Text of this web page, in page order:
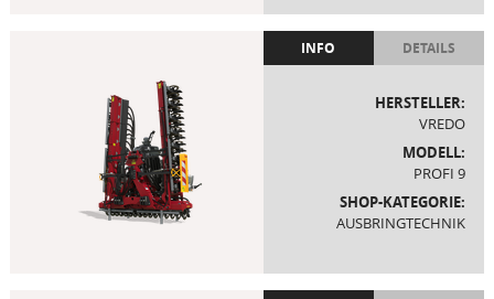
INFO DETAILS
HERSTELLER:
VREDO
MODELL:
PROFI 9
SHOP-KATEGORIE:
AUSBRINGTECHNIK